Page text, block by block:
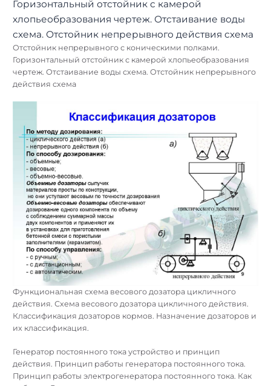
Отстойник непрерывного с коническими полками.
Горизонтальный отстойник с камерой хлопьеобразования
чертеж. Отстаивание воды схема. Отстойник непрерывного
действия схема
Функциональная схема весового дозатора цикличного
действия. Схема весового дозатора цикличного действия.
Классификация дозаторов кормов. Назначение дозаторов и
их классификация.
Генератор постоянного тока устройство и принцип
действия. Принцип работы генератора постоянного тока.
Принцип работы электрогенератора постоянного тока. Как